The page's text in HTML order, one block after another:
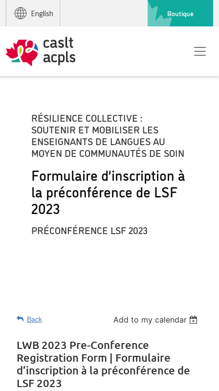
English Boutique
RÉSILIENCE COLLECTIVE :
SOUTENIR ET MOBILISER LES
ENSEIGNANTS DE LANGUES AU
MOYEN DE COMMUNAUTÉS DE SOIN
Formulaire d’inscription à
la préconférence de LSF
2023
PRÉCONFÉRENCE LSF 2023